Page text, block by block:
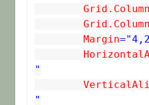
	Grid.Column
	Margin
"
"